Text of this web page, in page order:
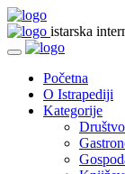
istarska
Početna
O Istrapediji
Kategorije
Društvo